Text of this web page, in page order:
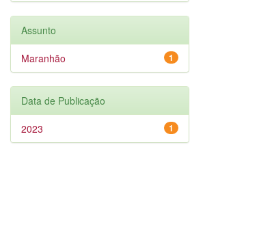
Assunto
1
Maranhão
Data de Publicação
1
2023